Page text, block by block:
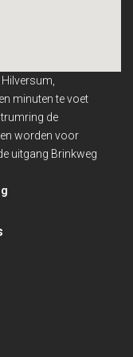
minuten te voet
de
worden voor
uitgang Brinkweg